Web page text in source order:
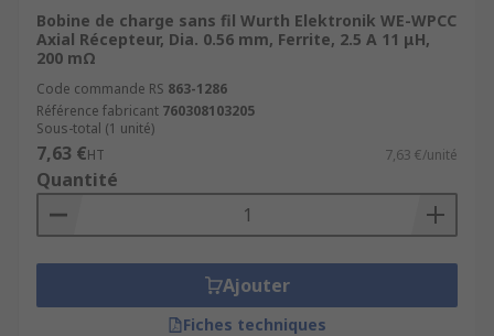
Bobine de charge sans fil Wurth Elektronik WE-WPCC
Axial Récepteur, Dia. 0.56 mm, Ferrite, 2.5 A 11 μH,
200 mΩ
Code commande RS 863-1286
Référence fabricant 760308103205
Sous-total (1 unité)
7,63 €HT 7,63 €/unité
Quantité
Ajouter
Fiches techniques